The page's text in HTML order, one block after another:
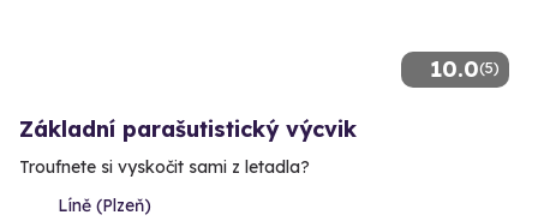
10.0(5)
Základní parašutistický výcvik
Troufnete si vyskočit sami z letadla?
Líně (Plzeň)